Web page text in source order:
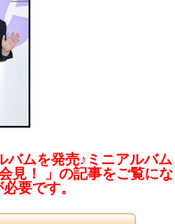
バムを発売♪ミニアルバム
見！ 」の記事をご覧にな
要です。